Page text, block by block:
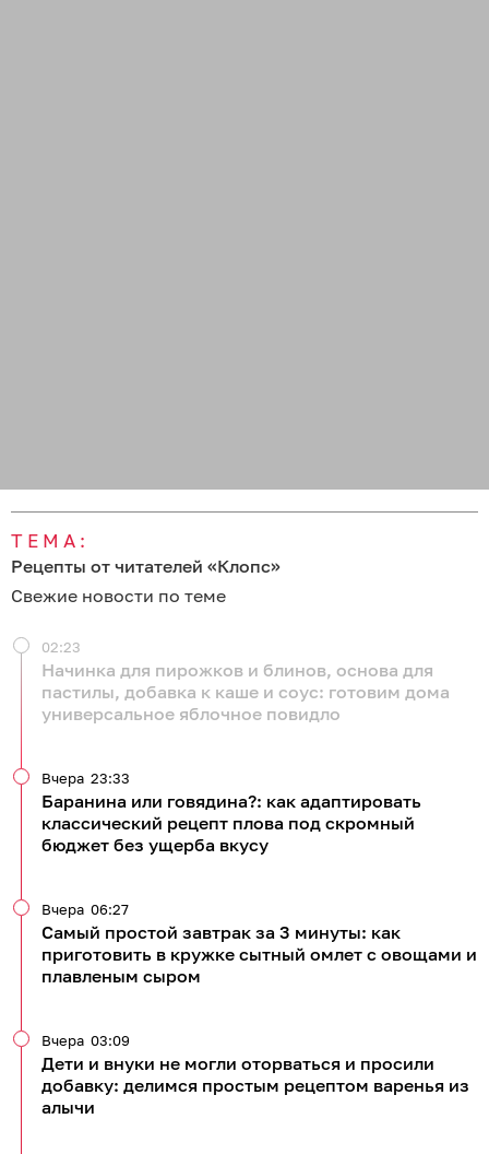
ТЕМА:
Рецепты от читателей «Клопс»
Свежие новости по теме
Начинка для пирожков и блинов, основа для
пастилы, добавка к каше и соус: готовим дома
универсальное яблочное повидло
02:23
Баранина или говядина?: как адаптировать
классический рецепт плова под скромный
бюджет без ущерба вкусу
Вчера 23:33
Самый простой завтрак за 3 минуты: как
приготовить в кружке сытный омлет с овощами и
плавленым сыром
Вчера 06:27
Дети и внуки не могли оторваться и просили
добавку: делимся простым рецептом варенья из
алычи
Вчера 03:09